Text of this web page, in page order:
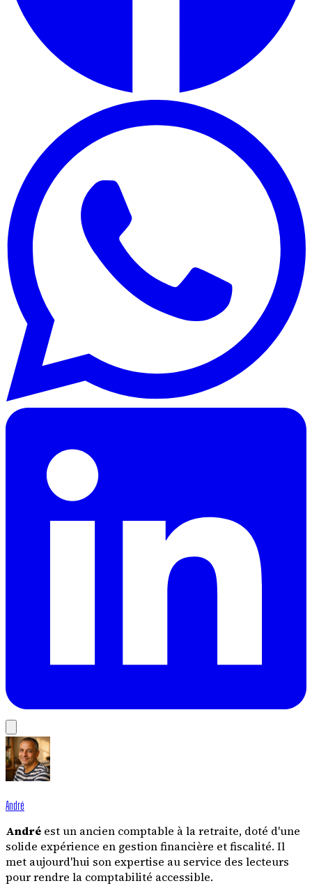
André
André est un ancien comptable à la retraite, doté d'une
solide expérience en gestion financière et fiscalité. Il
met aujourd'hui son expertise au service des lecteurs
pour rendre la comptabilité accessible.